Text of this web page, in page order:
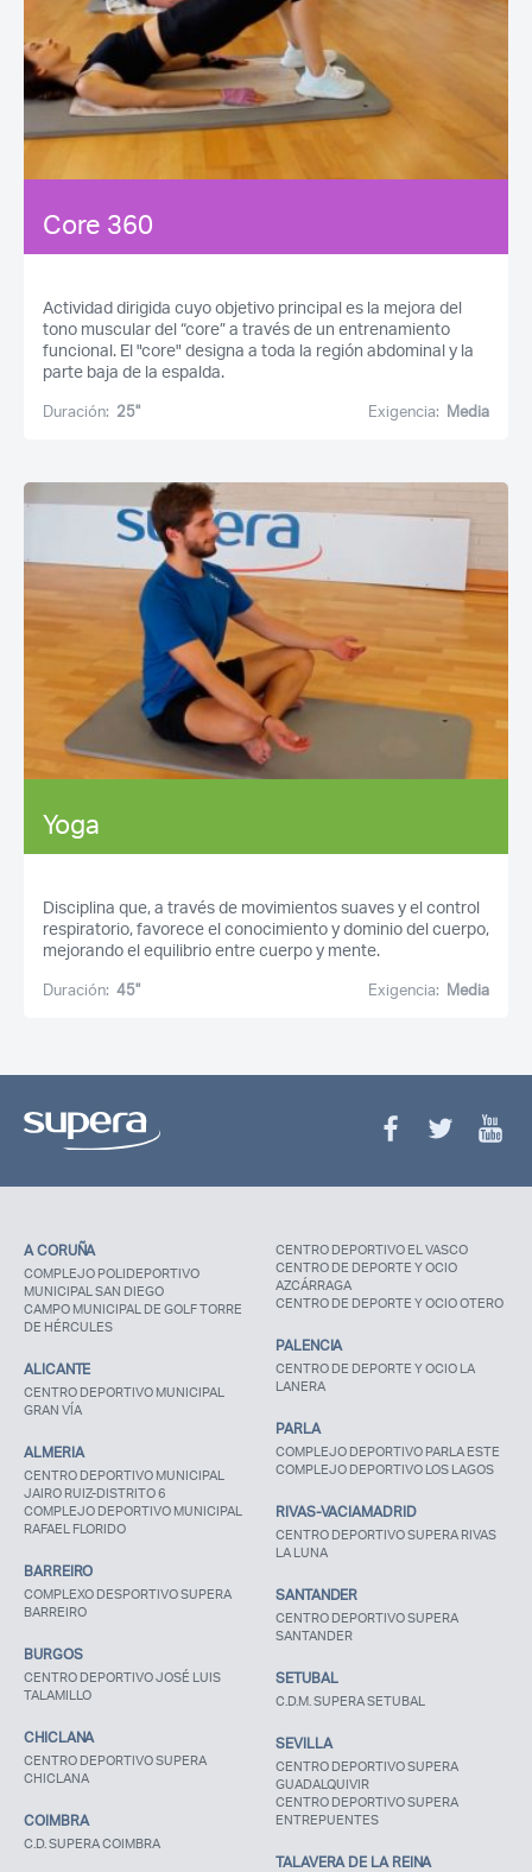
Core 360
Actividad dirigida cuyo objetivo principal es la mejora del
tono muscular del “core” a través de un entrenamiento
funcional. El "core" designa a toda la región abdominal y la
parte baja de la espalda.
Duración: 25'' Exigencia: Media
Yoga
Disciplina que, a través de movimientos suaves y el control
respiratorio, favorece el conocimiento y dominio del cuerpo,
mejorando el equilibrio entre cuerpo y mente.
Duración: 45'' Exigencia: Media
A CORUÑA
COMPLEJO POLIDEPORTIVO
MUNICIPAL SAN DIEGO
CAMPO MUNICIPAL DE GOLF TORRE
DE HÉRCULES
ALICANTE
CENTRO DEPORTIVO MUNICIPAL
GRAN VÍA
ALMERIA
CENTRO DEPORTIVO MUNICIPAL
JAIRO RUIZ-DISTRITO 6
COMPLEJO DEPORTIVO MUNICIPAL
RAFAEL FLORIDO
BARREIRO
COMPLEXO DESPORTIVO SUPERA
BARREIRO
BURGOS
CENTRO DEPORTIVO JOSÉ LUIS
TALAMILLO
CHICLANA
CENTRO DEPORTIVO SUPERA
CHICLANA
COIMBRA
C.D. SUPERA COIMBRA
CENTRO DEPORTIVO EL VASCO
CENTRO DE DEPORTE Y OCIO
AZCÁRRAGA
CENTRO DE DEPORTE Y OCIO OTERO
PALENCIA
CENTRO DE DEPORTE Y OCIO LA
LANERA
PARLA
COMPLEJO DEPORTIVO PARLA ESTE
COMPLEJO DEPORTIVO LOS LAGOS
RIVAS-VACIAMADRID
CENTRO DEPORTIVO SUPERA RIVAS
LA LUNA
SANTANDER
CENTRO DEPORTIVO SUPERA
SANTANDER
SETUBAL
C.D.M. SUPERA SETUBAL
SEVILLA
CENTRO DEPORTIVO SUPERA
GUADALQUIVIR
CENTRO DEPORTIVO SUPERA
ENTREPUENTES
TALAVERA DE LA REINA